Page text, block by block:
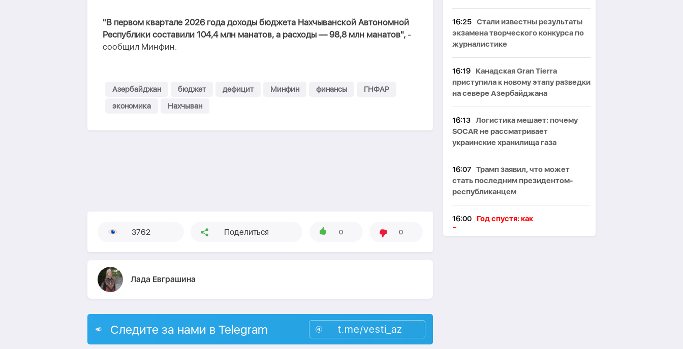
"В первом квартале 2026 года доходы бюджета Нахчыванской Автономной
Республики составили 104,4 млн манатов, а расходы — 98,8 млн манатов", -
сообщил Минфин.
Азербайджан бюджет дефицит Минфин финансы
ГНФАР
экономика
Нахчыван
3762 Поделиться 0 0
Лада Евграшина
Следите за нами в Telegram t.me/vesti_az
16:25 Стали известны результаты
экзамена творческого конкурса по
журналистике
16:19
Канадская Gran Tierra
приступила к новому этапу разведки
на севере Азербайджана
16:13 Логистика мешает: почему
SOCAR не рассматривает
украинские хранилища газа
16:07 Трамп заявил, что может
стать последним президентом-
республиканцем
16:00
Год спустя: как
Вашингтонские договоренности